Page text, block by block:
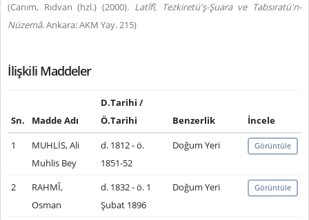
(Canım, Rıdvan (hzl.) (2000). Latîfî, Tezkiretü'ş-Şuara ve Tabsıratü'n-
Nüzemâ. Ankara: AKM Yay. 215)
İlişkili Maddeler
Sn. Madde Adı
D.Tarihi /
Ö.Tarihi
Benzerlik
İncele
1
MUHLİS, Ali
Muhlis Bey
d. 1812 - ö.
1851-52
Doğum Yeri Görüntüle
2
RAHMÎ,
Osman
d. 1832 - ö. 1
Şubat 1896
Doğum Yeri Görüntüle